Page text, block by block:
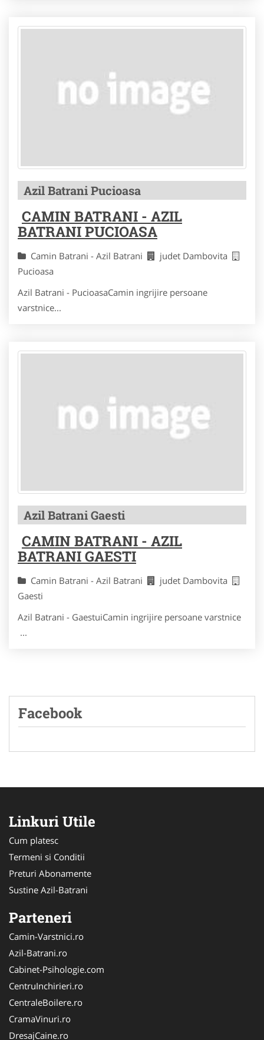
Azil Batrani Pucioasa
CAMIN BATRANI - AZIL
BATRANI PUCIOASA
Camin Batrani - Azil Batrani
judet Dambovita
Pucioasa
Azil Batrani - PucioasaCamin ingrijire persoane
varstnice...
Azil Batrani Gaesti
CAMIN BATRANI - AZIL
BATRANI GAESTI
Camin Batrani - Azil Batrani
judet Dambovita
Gaesti
Azil Batrani - GaestuiCamin ingrijire persoane varstnice
...
Facebook
Linkuri Utile
Cum platesc
Termeni si Conditii
Preturi Abonamente
Sustine Azil-Batrani
Parteneri
Camin-Varstnici.ro
Azil-Batrani.ro
Cabinet-Psihologie.com
CentruInchirieri.ro
CentraleBoilere.ro
CramaVinuri.ro
DresajCaine.ro